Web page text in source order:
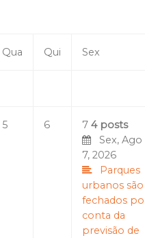
Qua Qui Sex
5 6 7 4 posts
Sex, Ago
7, 2026
Parques
urbanos são
fechados
conta da
previsão de